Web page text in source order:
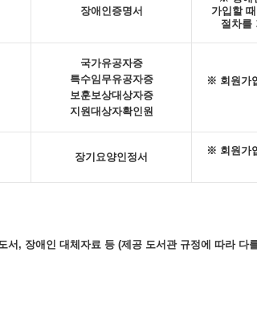
장애인증명서
가입할
절차를
국가유공자증
특수임무유공자증
보훈보상대상자증
지원대상자확인원
※ 회원가
장기요양인정서
※ 회원가
, 장애인 대체자료 등 (제공 도서관 규정에 따라 다